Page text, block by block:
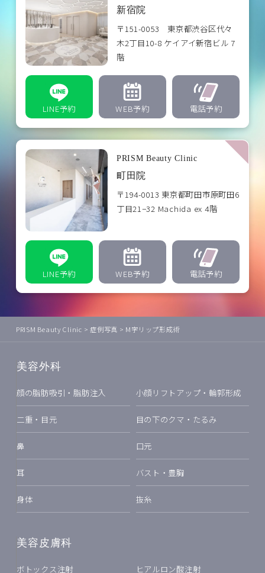
新宿院
〒151-0053 東京都渋谷区代々
木2丁目10-8 ケイアイ新宿ビル 7
階
LINE予約 WEB予約 電話予約
PRISM Beauty Clinic
町田院
〒194-0013 東京都町田市原町田6
丁目21−32 Machida ex 4階
LINE予約 WEB予約 電話予約
PRISM Beauty Clinic >症例写真 > M字リップ形成術
美容外科
顔の脂肪吸引・脂肪注入 小顔リフトアップ・輪郭形成
二重・目元 目の下のクマ・たるみ
鼻 口元
耳 バスト・豊胸
身体 抜糸
美容皮膚科
ボトックス注射 ヒアルロン酸注射